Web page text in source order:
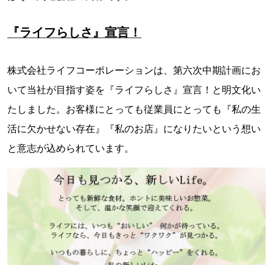
『ライフらしさ』宣言！
株式会社ライフコーポレーションは、第六次中期計画にお
いて当社が目指す姿を『ライフらしさ』宣言！と明文化い
たしました。お客様にとっても従業員にとっても『私の生
活に欠かせない存在』『私のお店』になりたいという想い
と意志が込められています。